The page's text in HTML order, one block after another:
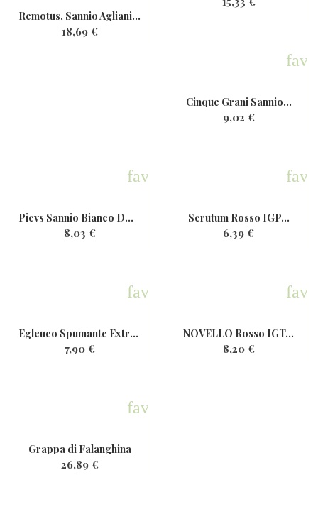
Remotus, Sannio Aglianico...
18,69 €
Cinque Grani Sannio...
9,02 €
favorite
Picvs Sannio Bianco DOP Bio...
8,03 €
Scrutum Rosso IGP...
6,39 €
favorite
Egleuco Spumante ExtraDry...
7,90 €
NOVELLO Rosso IGT...
8,20 €
favorite
Grappa di Falanghina
26,89 €